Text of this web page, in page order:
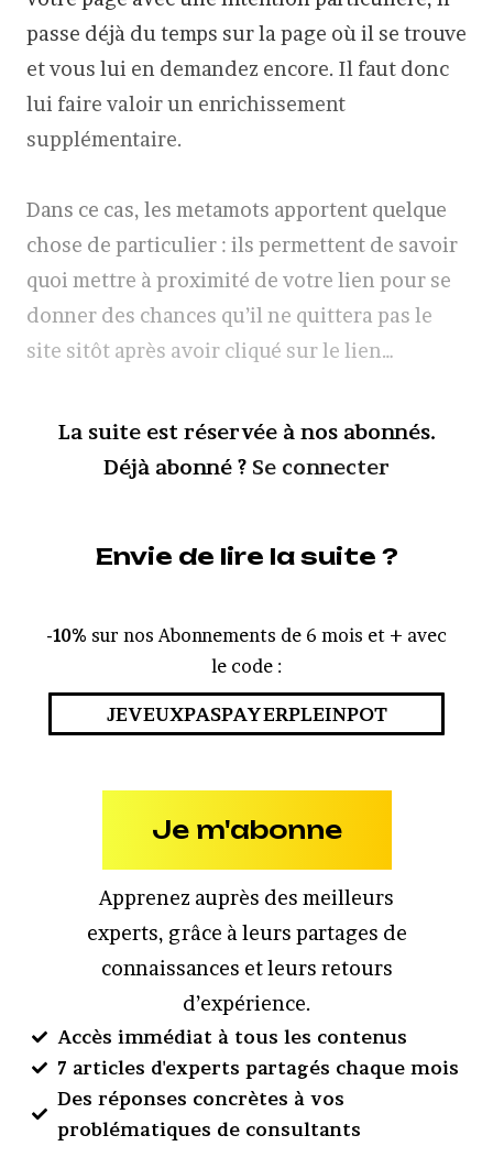
passe déjà du temps sur la page où il se trouve
et vous lui en demandez encore. Il faut donc
lui faire valoir un enrichissement
supplémentaire.
Dans ce cas, les metamots apportent quelque
chose de particulier : ils permettent de savoir
quoi mettre à proximité de votre lien pour se
donner des chances qu’il ne quittera pas le
site sitôt après avoir cliqué sur le lien…
La suite est réservée à nos abonnés.
Déjà abonné ? Se connecter
Envie de lire la suite ?
-10% sur nos Abonnements de 6 mois et + avec
le code :
JEVEUXPASPAYERPLEINPOT
Je m'abonne
Apprenez auprès des meilleurs
experts, grâce à leurs partages de
connaissances et leurs retours
d’expérience.
Accès immédiat à tous les contenus
7 articles d'experts partagés chaque mois
Des réponses concrètes à vos
problématiques de consultants